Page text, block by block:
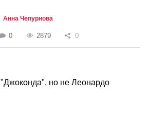
Анна Чепурнова
0 2879 0
"Джоконда", но не Леонардо